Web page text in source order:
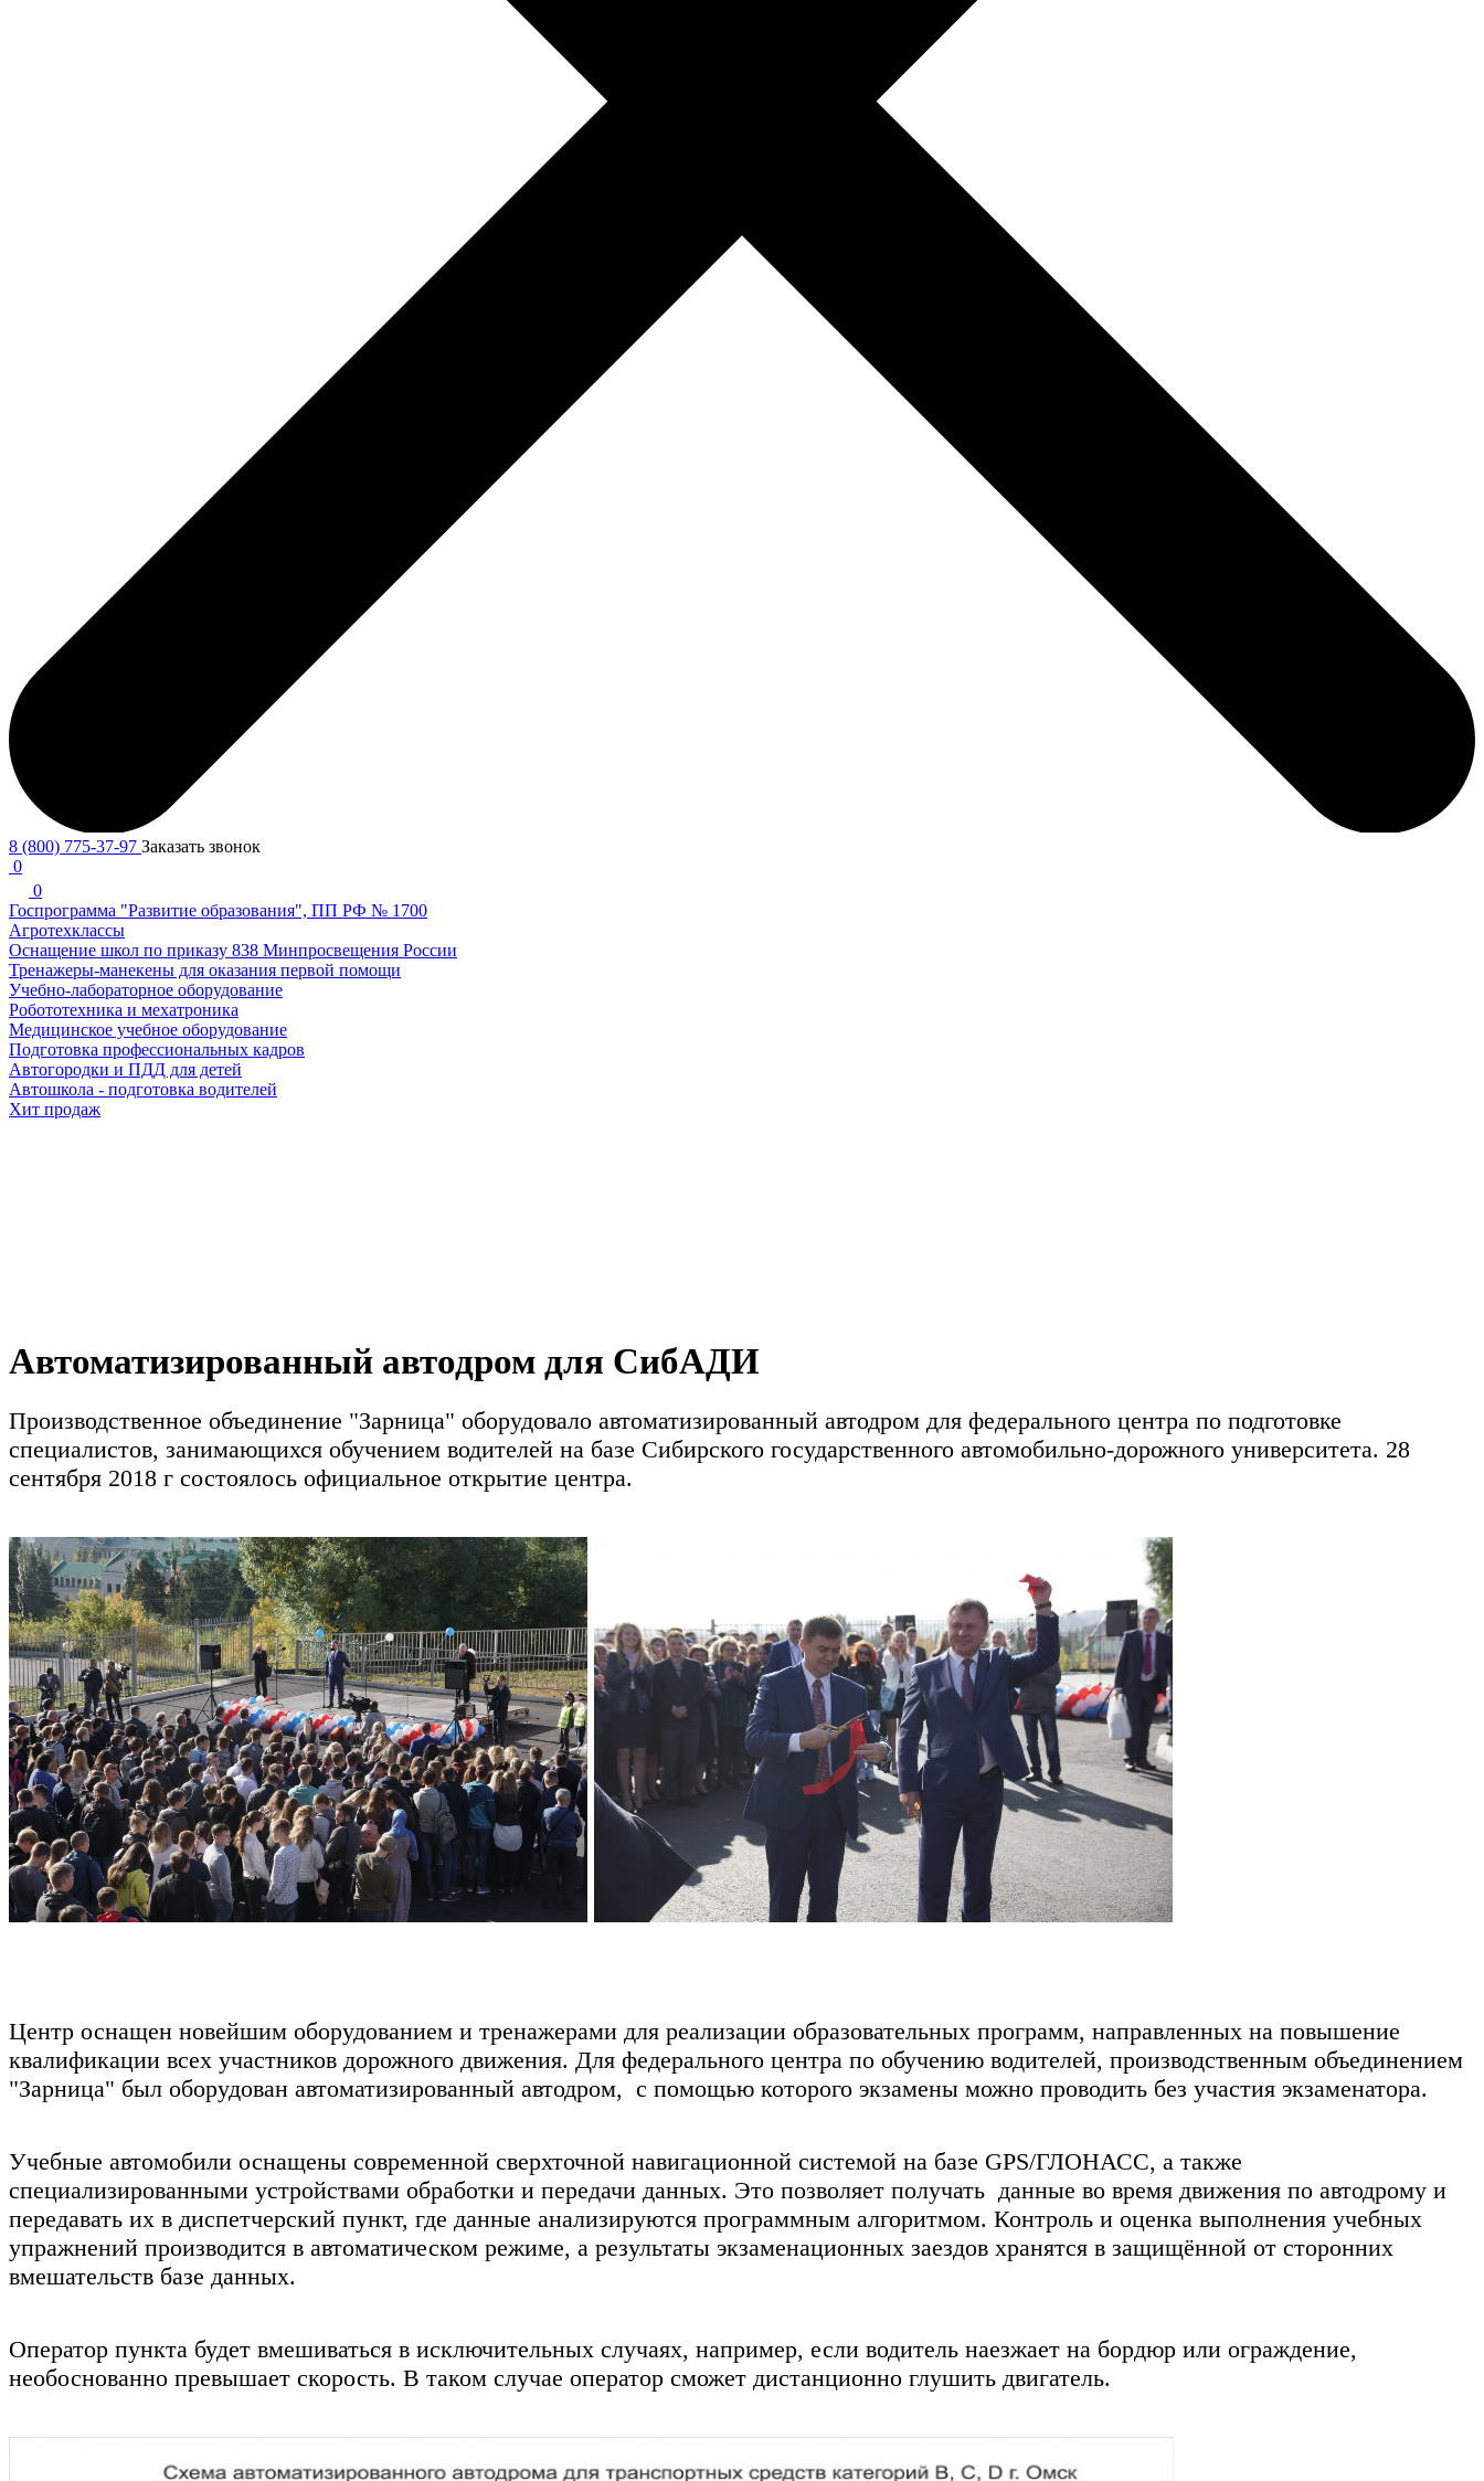
8 (800) 775-37-97 Заказать звонок
0
0
Госпрограмма "Развитие образования", ПП РФ № 1700
Агротехклассы
Оснащение школ по приказу 838 Минпросвещения России
Тренажеры-манекены для оказания первой помощи
Учебно-лабораторное оборудование
Робототехника и мехатроника
Медицинское учебное оборудование
Подготовка профессиональных кадров
Автогородки и ПДД для детей
Автошкола - подготовка водителей
Хит продаж
Автоматизированный автодром для СибАДИ
Производственное объединение "Зарница" оборудовало автоматизированный автодром для федерального центра по подготовке
специалистов, занимающихся обучением водителей на базе Сибирского государственного автомобильно-дорожного университета. 28
сентября 2018 г состоялось официальное открытие центра.
Центр оснащен новейшим оборудованием и тренажерами для реализации образовательных программ, направленных на повышение
квалификации всех участников дорожного движения. Для федерального центра по обучению водителей, производственным объединением
"Зарница" был оборудован автоматизированный автодром, с помощью которого экзамены можно проводить без участия экзаменатора.
Учебные автомобили оснащены современной сверхточной навигационной системой на базе GPS/ГЛОНАСС, а также
специализированными устройствами обработки и передачи данных. Это позволяет получать данные во время движения по автодрому и
передавать их в диспетчерский пункт, где данные анализируются программным алгоритмом. Контроль и оценка выполнения учебных
упражнений производится в автоматическом режиме, а результаты экзаменационных заездов хранятся в защищённой от сторонних
вмешательств базе данных.
Оператор пункта будет вмешиваться в исключительных случаях, например, если водитель наезжает на бордюр или ограждение,
необоснованно превышает скорость. В таком случае оператор сможет дистанционно глушить двигатель.